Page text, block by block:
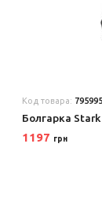
Код товара: 795995
Болгарка
1197 грн